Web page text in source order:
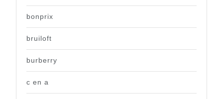
bonprix
bruiloft
burberry
c en a